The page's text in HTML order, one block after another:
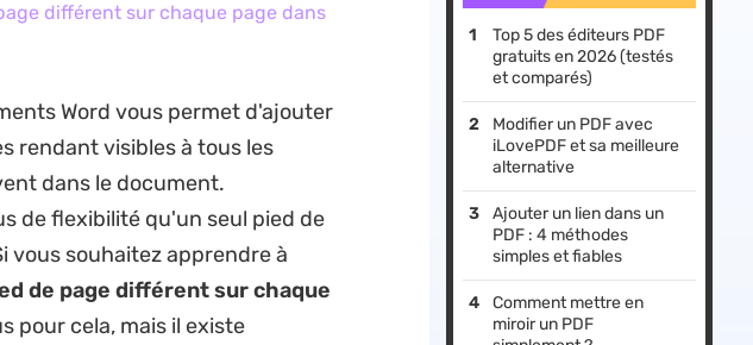
différent sur chaque page dans
Word vous permet d'ajouter
rendant visibles à tous les
dans le document.
de flexibilité qu'un seul pied de
vous souhaitez apprendre à
de page différent sur chaque
pour cela, mais il existe
Top 5 des éditeurs PDF
gratuits en 2026 (testés
et comparés)
Modifier un PDF avec
iLovePDF et sa meilleure
alternative
Ajouter un lien dans un
PDF : 4 méthodes
simples et fiables
Comment mettre en
miroir un PDF